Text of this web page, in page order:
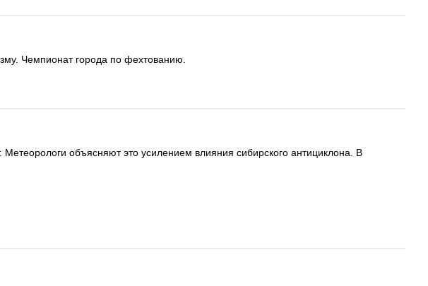
Чемпионат города по фехтованию.
объясняют это усилением влияния сибирского антициклона. В